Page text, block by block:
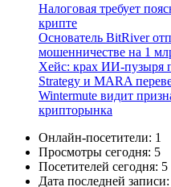
Налоговая требует
крипте
Основатель BitRiver
мошенничестве на 1
Хейс: крах ИИ-пузыря
Strategy и MARA
Wintermute видит
крипторынка
Онлайн-посетители: 1
Просмотры сегодня: 5
Посетителей сегодня: 5
Дата последней записи: